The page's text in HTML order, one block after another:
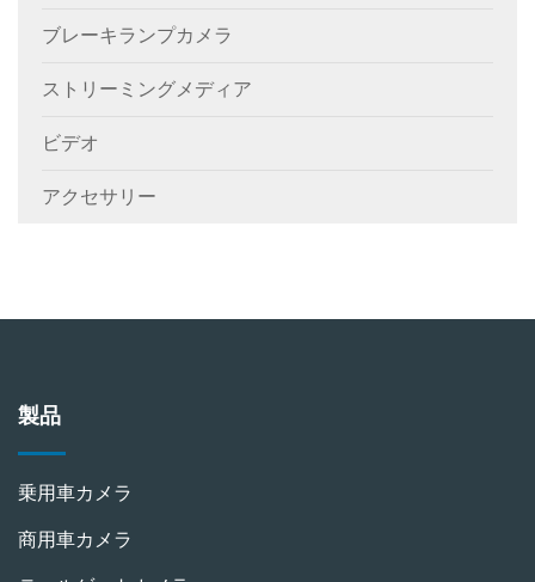
ブレーキランプカメラ
ストリーミングメディア
ビデオ
アクセサリー
製品
乗用車カメラ
商用車カメラ